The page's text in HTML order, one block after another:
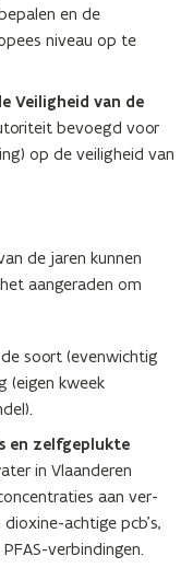
en de
niveau op te
Veiligheid van de
bevoegd voor
op de veiligheid van
de jaren kunnen
aangeraden om
soort (evenwichtig
(eigen kweek
en zelfgeplukte
in Vlaanderen
aan ver­
achtige pcb’s,
verbindingen.